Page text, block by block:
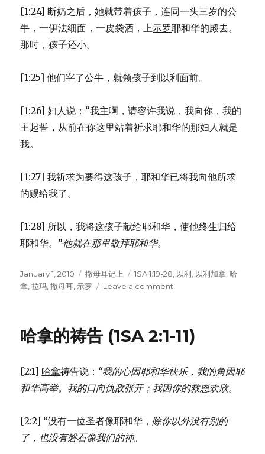
[1:24] 断奶之后，她就带着孩子，连同一头三岁的公
牛，一伊法细面，一皮袋酒，上示罗耶和华的殿去。
那时，孩子还小。
[1:25] 他们宰了公牛，就领孩子到以利面前。
[1:26] 妇人说：“我主啊，请容许我说，我向你，我的
主起誓，从前在你这里站着祈求耶和华的那妇人就是
我。
[1:27] 我祈求为要得这孩子，耶和华已将我向他所求
的赐给我了。
[1:28] 所以，我将这孩子献给耶和华，使他终生归给
耶和华。”他就在那里敬拜耶和华。
Posted
on
January 1, 2010 Categories
撒母耳记上 Tags
1SA 1:19-28 以利 以利加拿 ,哈
拿 ,拉玛 ,撒母耳 示罗 Leave a comment
出
奉
献
28)
哈拿的祷告 (1SA 2:1-11)
[2:1] 哈拿祷告说： “我的心因耶和华快乐， 我的角因耶
和华高举。 我的口向仇敌张开； 我因你的救恩欢欣。
[2:2] “没有一位圣者像耶和华， 除你以外没有别的
了， 也没有磐石像我们的神。